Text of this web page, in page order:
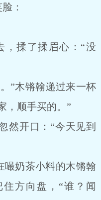
：
揉了揉眉心：“没
木锵翰递过来一杯
，顺手买的。”
开口：“今天见到
奶茶小料的木锵翰
方向盘，“谁？闻